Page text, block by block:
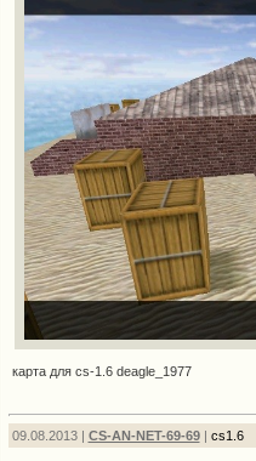
картa для cs-1.6 deagle_1977
09.08.2013 | CS-AN-NET-69-69| cs1.6